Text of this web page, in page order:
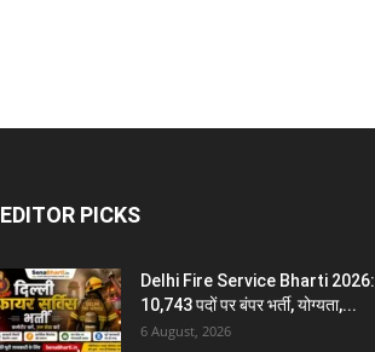
EDITOR PICKS
Delhi Fire Service Bharti 2026:
10,743 पदों पर बंपर भर्ती, योग्यता,...
6 August, 2026